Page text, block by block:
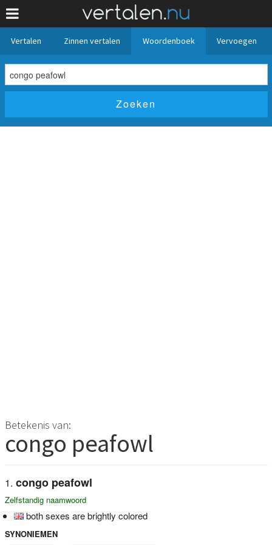
Vertalen Zinnen vertalen Woordenboek Vervoegen
Betekenis van:
congo peafowl
congo peafowl
Zelfstandig naamwoord
both sexes are brightly colored
SYNONIEMEN